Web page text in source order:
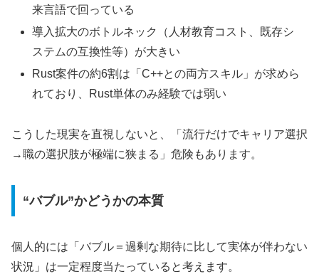
来言語で回っている
導入拡大のボトルネック（人材教育コスト、既存シ
ステムの互換性等）が大きい
Rust案件の約6割は「C++との両方スキル」が求めら
れており、Rust単体のみ経験では弱い
こうした現実を直視しないと、「流行だけでキャリア選択
→職の選択肢が極端に狭まる」危険もあります。
“バブル”かどうかの本質
個人的には「バブル＝過剰な期待に比して実体が伴わない
状況」は一定程度当たっていると考えます。